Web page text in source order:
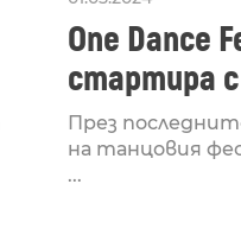
One Dance
стартира
Lucid,
рейв
През
на танцовия
...